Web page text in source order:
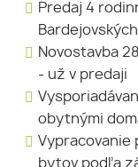
Predaj 4
Novostavba
- už v predaji
obytnými
Vypracovanie
bytov podľa